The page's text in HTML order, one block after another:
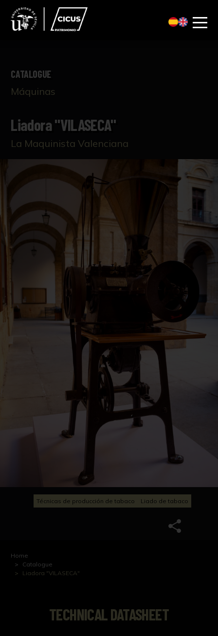
CATALOGUE
Máquinas
Liadora "VILASECA"
La Maquinista Valenciana
Técnicas de producción de tabaco Liado de tabaco
Home
Catalogue
Liadora "VILASECA"
TECHNICAL DATASHEET